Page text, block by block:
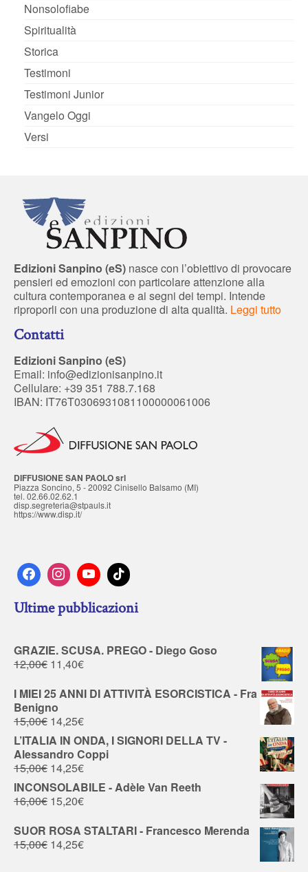
Nonsolofiabe
Spiritualità
Storica
Testimoni
Testimoni Junior
Vangelo Oggi
Versi
Edizioni Sanpino (eS) nasce con l’obiettivo di provocare
pensieri ed emozioni con particolare attenzione alla
cultura contemporanea e ai segni dei tempi. Intende
riproporli con una produzione di alta qualità. Leggi tutto
Contatti
Edizioni Sanpino (eS)
Email: info@edizionisanpino.it
Cellulare: +39 351 788.7.168
IBAN: IT76T0306931081100000061006
DIFFUSIONE SAN PAOLO srl
Piazza Soncino, 5 - 20092 Cinisello Balsamo (MI)
tel. 02.66.02.62.1
disp.segreteria@stpauls.it
https://www.disp.it/
Ultime pubblicazioni
GRAZIE. SCUSA. PREGO - Diego Goso
12,00€ 11,40€
I MIEI 25 ANNI DI ATTIVITÀ ESORCISTICA - Fra
Benigno
15,00€ 14,25€
L’ITALIA IN ONDA, I SIGNORI DELLA TV -
Alessandro Coppi
15,00€ 14,25€
INCONSOLABILE - Adèle Van Reeth
16,00€ 15,20€
SUOR ROSA STALTARI - Francesco Merenda
15,00€ 14,25€